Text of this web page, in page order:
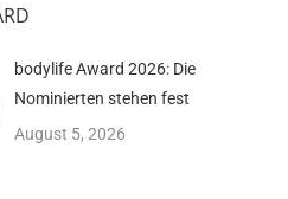
bodylife Award 2026: Die
Nominierten stehen fest
August 5, 2026